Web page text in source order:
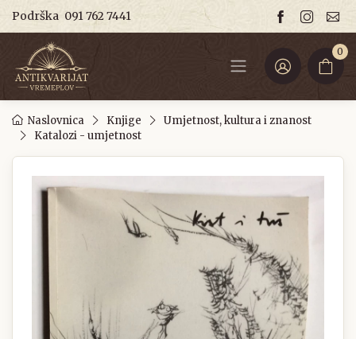
Podrška 091 762 7441
0
Naslovnica Knjige
Umjetnost, kultura i znanost
Katalozi - umjetnost